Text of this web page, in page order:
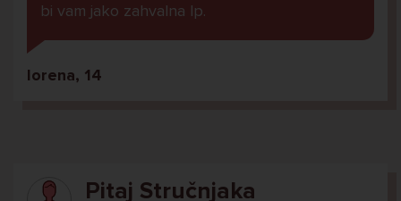
bi vam jako zahvalna lp.
lorena, 14
Pitaj Stručnjaka